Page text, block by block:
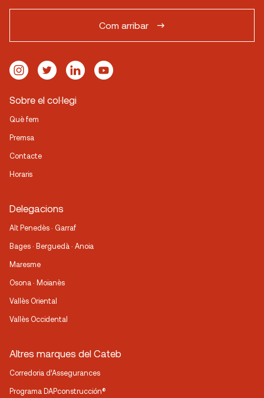
Com arribar
Sobre el col·legi
Què fem
Premsa
Contacte
Horaris
Delegacions
Alt Penedès · Garraf
Bages · Berguedà · Anoia
Maresme
Osona · Moianès
Vallès Oriental
Vallès Occidental
Altres marques del Cateb
Corredoria d’Assegurances
Programa DAPconstrucción®